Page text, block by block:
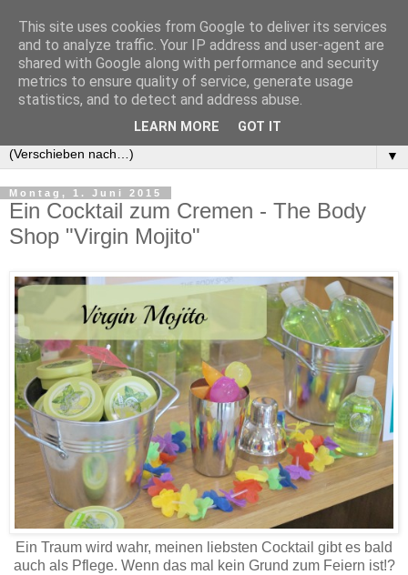
▼
Montag, 1. Juni 2015
Ein Cocktail zum Cremen - The Body
Shop "Virgin Mojito"
Ein Traum wird wahr, meinen liebsten Cocktail gibt es bald
auch als Pflege. Wenn das mal kein Grund zum Feiern ist!?
This site uses cookies from Google to deliver its services
and to analyze traffic. Your IP address and user-agent are
shared with Google along with performance and security
metrics to ensure quality of service, generate usage
statistics, and to detect and address abuse.
LEARN MORE GOT IT